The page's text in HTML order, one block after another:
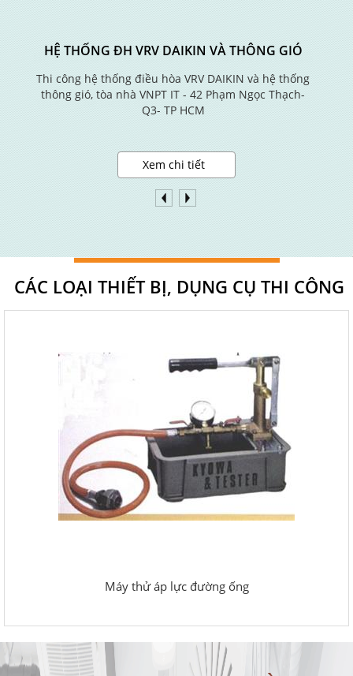
HỆ THỐNG ĐH VRV DAIKIN VÀ THÔNG GIÓ
Thi công hệ thống điều hòa VRV DAIKIN và hệ thống
thông gió, tòa nhà VNPT IT - 42 Phạm Ngọc Thạch-
Q3- TP HCM
Xem chi tiết
CÁC LOẠI THIẾT BỊ, DỤNG CỤ THI CÔNG
Máy thử áp lực đường ống